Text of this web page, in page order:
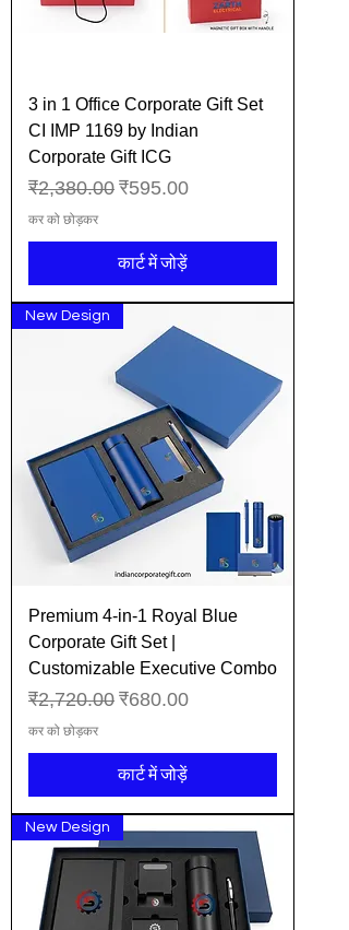
3 in 1 Office Corporate Gift Set
CI IMP 1169 by Indian
Corporate Gift ICG
नियमित मूल्य
₹2,380.00 बिक्री मूल्य
₹595.00
कर को छोड़कर
कार्ट में जोड़ें
New Design
Premium 4-in-1 Royal Blue
Corporate Gift Set |
Customizable Executive Combo
नियमित मूल्य
₹2,720.00 बिक्री मूल्य
₹680.00
कर को छोड़कर
कार्ट में जोड़ें
New Design